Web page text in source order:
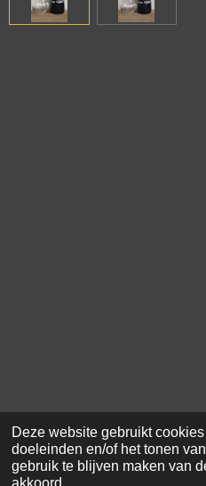
Deze website gebruikt
doeleinden en/of het tonen
gebruik te blijven maken van
akkoord.